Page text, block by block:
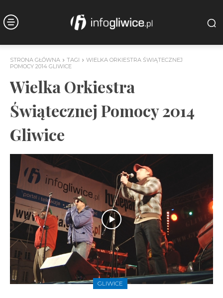
STRONA GŁÓWNA TAGI
WIELKA ORKIESTRA ŚWIĄTECZNEJ
POMOCY 2014 GLIWICE
Wielka Orkiestra
Świątecznej Pomocy 2014
Gliwice
GLIWICE